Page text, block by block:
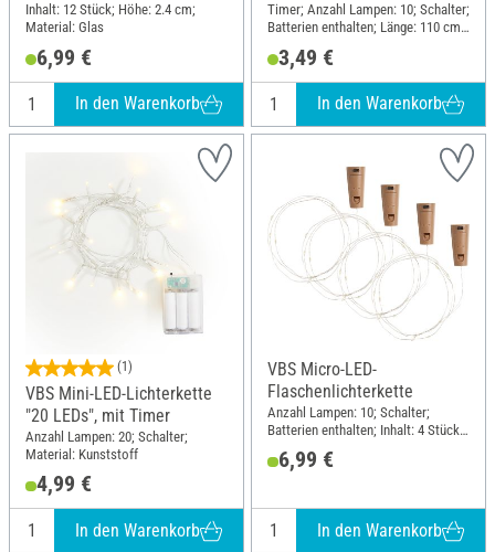
Inhalt: 12 Stück; Höhe: 2.4 cm;
Material: Glas
6,99 €
In den Warenkorb
Timer; Anzahl Lampen: 10; Schalter;
Batterien enthalten; Länge: 110 cm;
3,49 €
In den Warenkorb
(1)
VBS Mini-LED-Lichterkette
"20 LEDs", mit Timer
Anzahl Lampen: 20; Schalter;
Material: Kunststoff
4,99 €
In den Warenkorb
VBS Micro-LED-
Flaschenlichterkette
Anzahl Lampen: 10; Schalter;
Batterien enthalten; Inhalt: 4 Stück;
Material: Kunststoff
6,99 €
In den Warenkorb